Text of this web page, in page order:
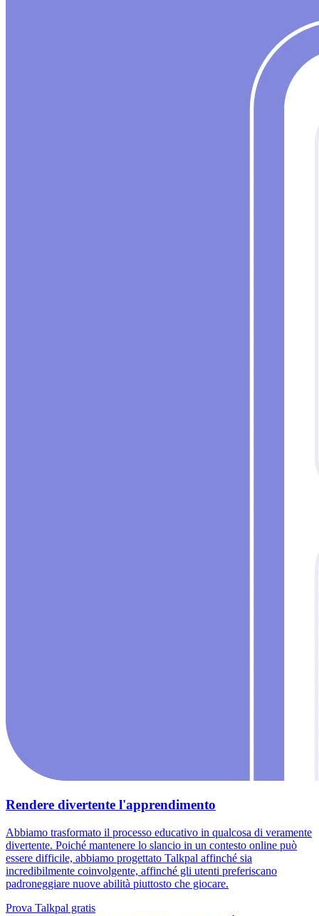
Rendere divertente l'apprendimento
Abbiamo trasformato il processo educativo in qualcosa di veramente
divertente. Poiché mantenere lo slancio in un contesto online può
essere difficile, abbiamo progettato Talkpal affinché sia
incredibilmente coinvolgente, affinché gli utenti preferiscano
padroneggiare nuove abilità piuttosto che giocare.
Prova Talkpal gratis